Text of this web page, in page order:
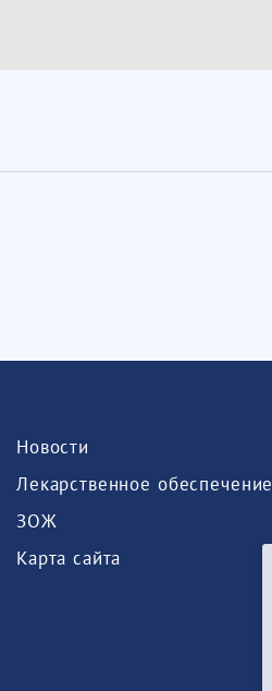
Новости
Лекарственное обеспечение
ЗОЖ
Карта сайта